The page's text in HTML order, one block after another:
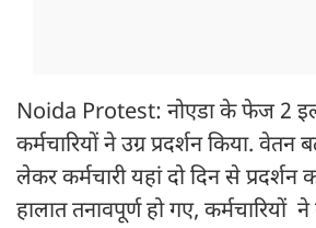
Noida Protest: नोएडा के फेज 2
कर्मचारियों ने उग्र प्रदर्शन किया. वेतन
लेकर कर्मचारी यहां दो दिन से प्रदर्शन
हालात तनावपूर्ण हो गए, कर्मचारियों